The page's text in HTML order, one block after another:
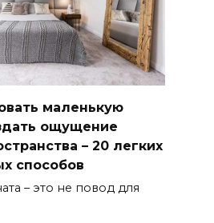
маленькую
ощущение
– 20 легких
способов
– это не повод для